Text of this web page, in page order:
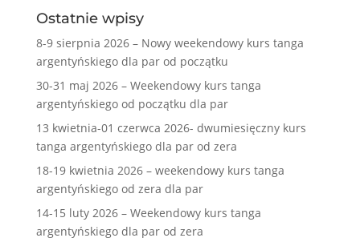
Ostatnie wpisy
8-9 sierpnia 2026 – Nowy weekendowy kurs tanga
argentyńskiego dla par od początku
30-31 maj 2026 – Weekendowy kurs tanga
argentyńskiego od początku dla par
13 kwietnia-01 czerwca 2026- dwumiesięczny kurs
tanga argentyńskiego dla par od zera
18-19 kwietnia 2026 – weekendowy kurs tanga
argentyńskiego od zera dla par
14-15 luty 2026 – Weekendowy kurs tanga
argentyńskiego dla par od zera